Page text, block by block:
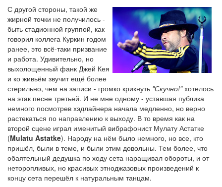
С другой стороны, такой же
жирной точки не получилось -
быть стадионной группой, как
говорил коллега Куркин годом
ранее, это всё-таки призвание
и работа. Удивительно, но
выхолощенный фанк Джей Кея
и ко живьём звучит ещё более
стерильно, чем на записи - громко крикнуть "Скучно!"хотелось
на этак песне третьей. И не мне одному - уставшая публика
немного посмотрев хэдлайнера начала медленно, но верно
растекаться по направлению к выходу. В то время как на
второй сцене играл именитый вибрафонист Мулату Астатке
(Mulatu Astatke). Народу на нём было немного, но все, кто
пришёл, были в теме, и были этим довольны. Тем более, что
обаятельный дедушка по ходу сета наращивал обороты, и от
неторопливых, но красивых этноджазовых произведений к
концу сета перешёл к натуральным танцам.